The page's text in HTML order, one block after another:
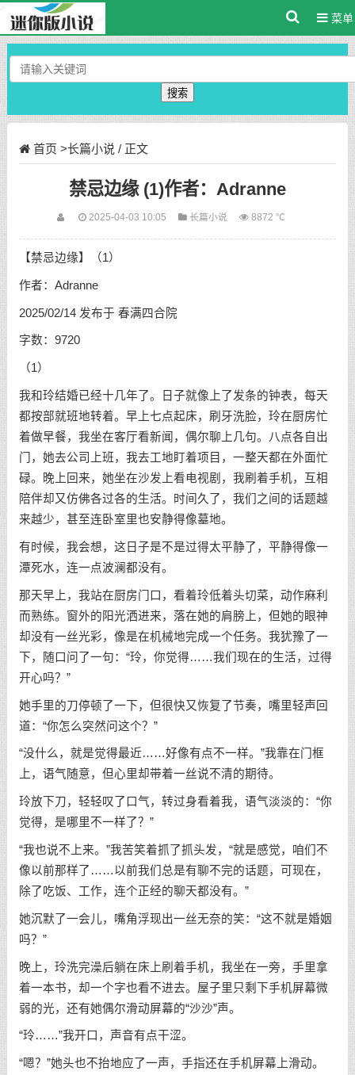
菜单
搜索
首页 >长篇小说 / 正文
禁忌边缘 (1)作者：Adranne
2025-04-03 10:05 长篇小说 8872 ℃
【禁忌边缘】（1）
作者：Adranne
2025/02/14 发布于 春满四合院
字数：9720
（1）
我和玲结婚已经十几年了。日子就像上了发条的钟表，每天
都按部就班地转着。早上七点起床，刷牙洗脸，玲在厨房忙
着做早餐，我坐在客厅看新闻，偶尔聊上几句。八点各自出
门，她去公司上班，我去工地盯着项目，一整天都在外面忙
碌。晚上回来，她坐在沙发上看电视剧，我刷着手机，互相
陪伴却又仿佛各过各的生活。时间久了，我们之间的话题越
来越少，甚至连卧室里也安静得像墓地。
有时候，我会想，这日子是不是过得太平静了，平静得像一
潭死水，连一点波澜都没有。
那天早上，我站在厨房门口，看着玲低着头切菜，动作麻利
而熟练。窗外的阳光洒进来，落在她的肩膀上，但她的眼神
却没有一丝光彩，像是在机械地完成一个任务。我犹豫了一
下，随口问了一句：“玲，你觉得……我们现在的生活，过得
开心吗？”
她手里的刀停顿了一下，但很快又恢复了节奏，嘴里轻声回
道：“你怎么突然问这个？”
“没什么，就是觉得最近……好像有点不一样。”我靠在门框
上，语气随意，但心里却带着一丝说不清的期待。
玲放下刀，轻轻叹了口气，转过身看着我，语气淡淡的：“你
觉得，是哪里不一样了？”
“我也说不上来。”我苦笑着抓了抓头发，“就是感觉，咱们不
像以前那样了……以前我们总是有聊不完的话题，可现在，
除了吃饭、工作，连个正经的聊天都没有。”
她沉默了一会儿，嘴角浮现出一丝无奈的笑：“这不就是婚姻
吗？”
晚上，玲洗完澡后躺在床上刷着手机，我坐在一旁，手里拿
着一本书，却一个字也看不进去。屋子里只剩下手机屏幕微
弱的光，还有她偶尔滑动屏幕的“沙沙”声。
“玲……”我开口，声音有点干涩。
“嗯？”她头也不抬地应了一声，手指还在手机屏幕上滑动。